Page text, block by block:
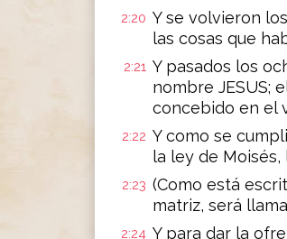
2:20 Y se volvieron
las cosas que
2:21 Y pasados los
nombre JESUS;
concebido en el
2:22 Y como se
la ley de
2:23 (Como está
matriz, será
2:24 Y para dar la